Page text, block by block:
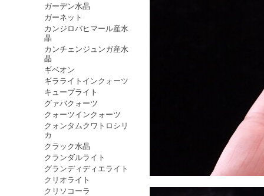
ガーデン水晶
ガーネット
カンジロバヒマール産水
晶
カンチェンジュンガ産水
晶
ギベオン
ギラライトインクォーツ
キュープライト
グァバクォーツ
クォーツインクォーツ
クォンタムクワトロシリ
カ
クラック水晶
クランダルライト
グランディディエライト
クリオライト
クリソコーラ